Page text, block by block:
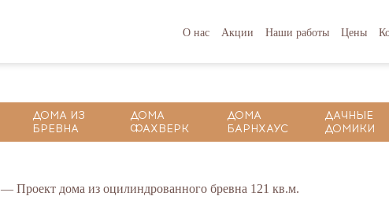
О нас Акции Наши работы Цены
ДОМА ИЗ
БРЕВНА
ДОМА
ФАХВЕРК
ДОМА
БАРНХАУС
ДАЧНЫЕ
ДОМИКИ
— Проект дома из оцилиндрованного бревна 121 кв.м.